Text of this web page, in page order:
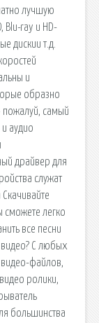
лучшую
Blu-ray и HD-
дискии т.д.
и
образно
пожалуй, самый
аудио
драйвер для
служат
легко
все песни
видео? С любых
видео-файлов,
ролики,
большинства